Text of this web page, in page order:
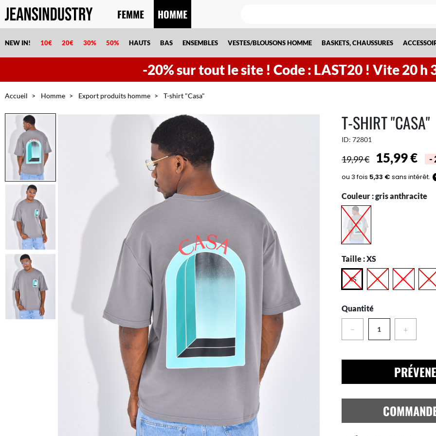
-20% sur tout le site ! Code : LAST20 ! Vite20h
FEMME HOMME
NEW IN! 10€ 20€ 30% 50% HAUTS BAS ENSEMBLES VESTES/BLOUSONS HOMME BASKETS, CHAUSSURES
Accueil Homme Export produits homme T-shirt "Casa"
T-SHIRT "CASA"
ID: 72801
19,99 € 15,99 € -
Couleur :gris anthracite
Taille :XS
XS S M L
Quantité
− +